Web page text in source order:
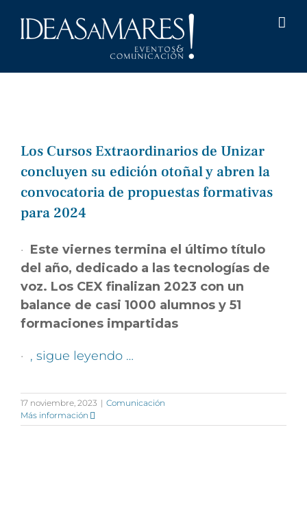
Los Cursos Extraordinarios de Unizar
concluyen su edición otoñal y abren la
convocatoria de propuestas formativas
para 2024
· Este viernes termina el último título
del año, dedicado a las tecnologías de
voz. Los CEX finalizan 2023 con un
balance de casi 1000 alumnos y 51
formaciones impartidas
· , sigue leyendo …
17 noviembre, 2023 | Comunicación
Más información